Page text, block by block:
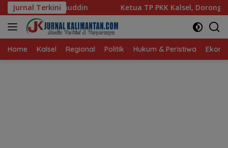
Langsung
ke
konten
Jurnal Terkini
Ketua TP PKK Kalsel, Dorong Kreasi Olahan Ikan
Home Kalsel Regional Politik Hukum & Peristiwa